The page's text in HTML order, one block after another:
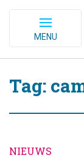
MENU
Tag:
NIEUWS